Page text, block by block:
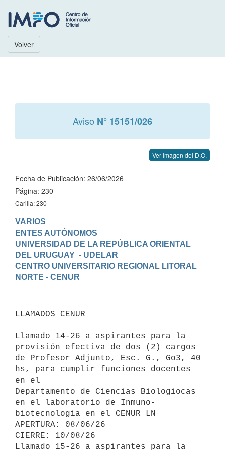
Volver
Aviso N° 15151/026
Ver Imagen del D.O.
Fecha de Publicación: 26/06/2026
Página: 230
Carilla: 230
VARIOS
ENTES AUTÓNOMOS
UNIVERSIDAD DE LA REPÚBLICA ORIENTAL
DEL URUGUAY  - UDELAR
CENTRO UNIVERSITARIO REGIONAL LITORAL
LLAMADOS CENUR
Llamado 14-26 a aspirantes para la
provisión efectiva de dos (2) cargos
de Profesor Adjunto, Esc. G., Go3, 40
hs, para cumplir funciones docentes
en el
Departamento de Ciencias Biologiocas
en el laboratorio de Inmuno-
biotecnologia en el CENUR LN
APERTURA: 08/06/26
CIERRE: 10/08/26
Llamado 15-26 a aspirantes para la